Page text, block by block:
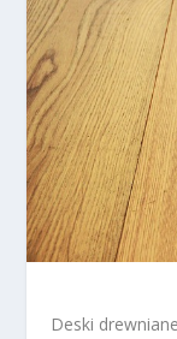
Deski